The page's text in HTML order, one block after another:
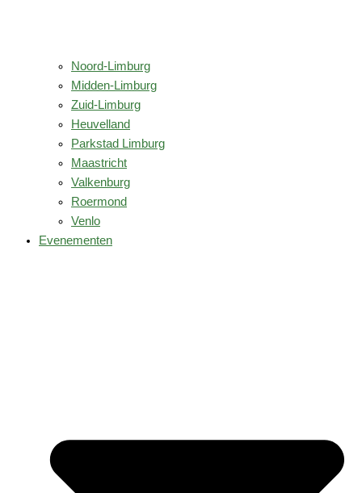
Noord-Limburg
Midden-Limburg
Zuid-Limburg
Heuvelland
Parkstad Limburg
Maastricht
Valkenburg
Roermond
Venlo
Evenementen